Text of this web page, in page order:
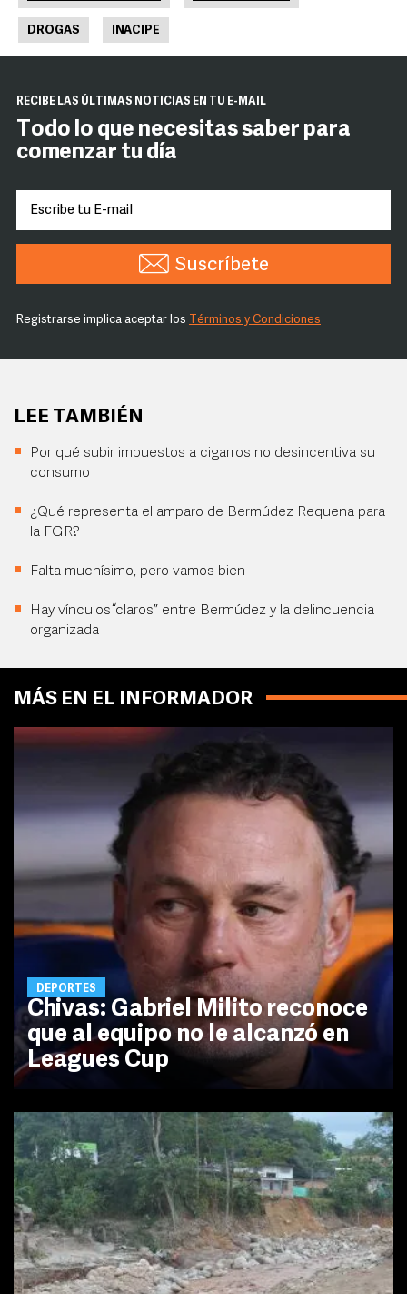
DROGAS INACIPE
RECIBE LAS ÚLTIMAS NOTICIAS EN TU E-MAIL
Todo lo que necesitas saber para
comenzar tu día
Suscríbete
Registrarse implica aceptar los Términos y Condiciones
LEE TAMBIÉN
Por qué subir impuestos a cigarros no desincentiva su
consumo
¿Qué representa el amparo de Bermúdez Requena para
la FGR?
Falta muchísimo, pero vamos bien
Hay vínculos “claros” entre Bermúdez y la delincuencia
organizada
MÁS EN EL INFORMADOR
DEPORTES
Chivas: Gabriel Milito reconoce
que al equipo no le alcanzó en
Leagues Cup